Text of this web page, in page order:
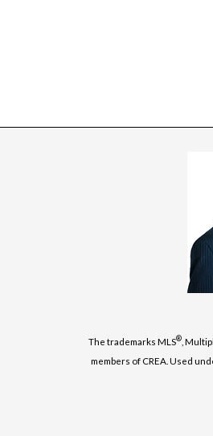
The trademarks MLS® ,
members of CREA. Used